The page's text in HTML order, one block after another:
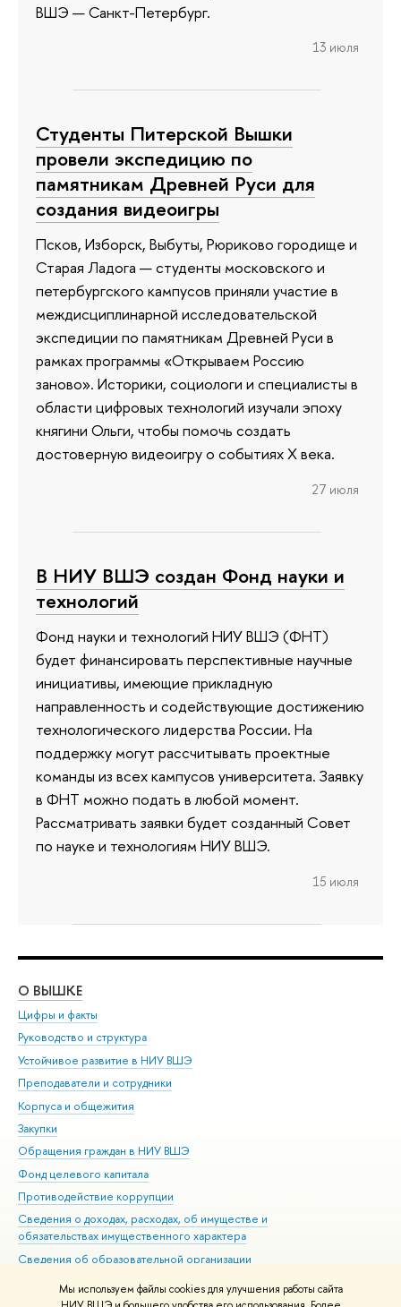
Мы используем файлы cookies для улучшения работы сайта
ВШЭ — Санкт-Петербург.
13 июля
Студенты Питерской Вышки
провели экспедицию по
памятникам Древней Руси для
создания видеоигры
Псков, Изборск, Выбуты, Рюриково городище и
Старая Ладога — студенты московского и
петербургского кампусов приняли участие в
междисциплинарной исследовательской
экспедиции по памятникам Древней Руси в
рамках программы «Открываем Россию
заново». Историки, социологи и специалисты в
области цифровых технологий изучали эпоху
княгини Ольги, чтобы помочь создать
достоверную видеоигру о событиях X века.
27 июля
В НИУ ВШЭ создан Фонд науки и
технологий
Фонд науки и технологий НИУ ВШЭ (ФНТ)
будет финансировать перспективные научные
инициативы, имеющие прикладную
направленность и содействующие достижению
технологического лидерства России. На
поддержку могут рассчитывать проектные
команды из всех кампусов университета. Заявку
в ФНТ можно подать в любой момент.
Рассматривать заявки будет созданный Совет
по науке и технологиям НИУ ВШЭ.
15 июля
О ВЫШКЕ
Цифры и факты
Руководство и структура
Устойчивое развитие в НИУ ВШЭ
Преподаватели и сотрудники
Корпуса и общежития
Закупки
Обращения граждан в НИУ ВШЭ
Фонд целевого капитала
Противодействие коррупции
Сведения о доходах, расходах, об имуществе и
обязательствах имущественного характера
Сведения об образовательной организации
Людям с ограниченными возможностями здоровья